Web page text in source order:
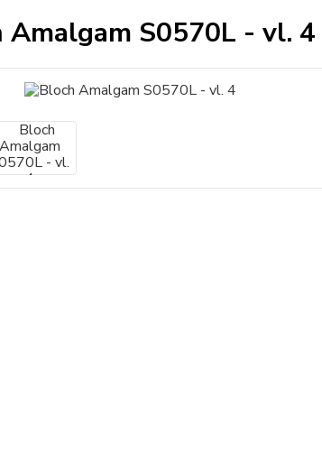
Amalgam S0570L - vl. 4